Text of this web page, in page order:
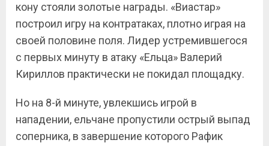
кону стояли золотые награды. «Виастар»
построил игру на контратаках, плотно играя на
своей половине поля. Лидер устремившегося
с первых минуту в атаку «Ельца» Валерий
Кириллов практически не покидал площадку.
Но на 8-й минуте, увлекшись игрой в
нападении, ельчане пропустили острый выпад
соперника, в завершение которого Рафик